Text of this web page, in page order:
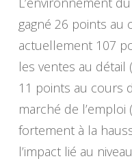
gagné 26 points au
actuellement 107
les ventes au détail
11 points au cours
marché de
fortement à la
l’impact lié au